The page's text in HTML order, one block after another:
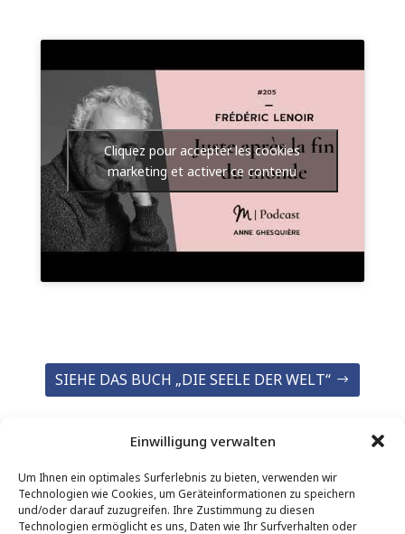
Einwilligung verwalten
Um Ihnen ein optimales Surferlebnis zu bieten, verwenden wir
Technologien wie Cookies, um Geräteinformationen zu speichern
und/oder darauf zuzugreifen. Ihre Zustimmung zu diesen
Technologien ermöglicht es uns, Daten wie Ihr Surfverhalten oder
Cliquez pour accepter les cookies
marketing et activer ce contenu
SIEHE DAS BUCH „DIE SEELE DER WELT“